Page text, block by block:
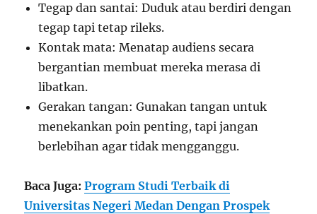
Tegap dan santai: Duduk atau berdiri dengan
tegap tapi tetap rileks.
Kontak mata: Menatap audiens secara
bergantian membuat mereka merasa di
libatkan.
Gerakan tangan: Gunakan tangan untuk
menekankan poin penting, tapi jangan
berlebihan agar tidak mengganggu.
Baca Juga:Program Studi Terbaik di
Universitas Negeri Medan Dengan Prospek